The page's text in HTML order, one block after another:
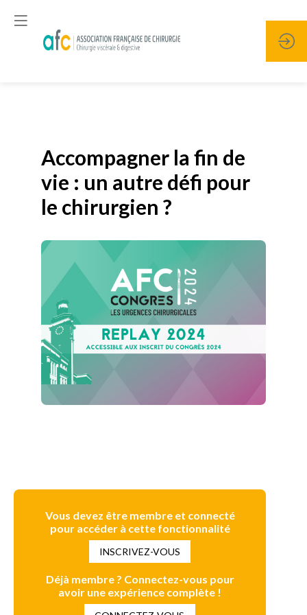
Accompagner la fin de
vie : un autre défi pour
le chirurgien ?
Vous devez être membre et connecté
pour accéder à cette fonctionnalité
INSCRIVEZ-VOUS
Déjà membre ? Connectez-vous pour
avoir une expérience complète !